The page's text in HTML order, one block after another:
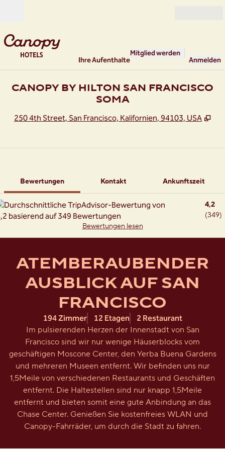
Ihre Aufenthalte
Mitglied werden
Anmelden
CANOPY BY HILTON SAN FRANCISCO
SOMA
250 4th Street, San Francisco, Kalifornien, 94103, USA ,
Bewertungen Kontakt
Ankunftszeit
4,2
(349)
Bewertungen lesen
ATEMBERAUBENDER
AUSBLICK AUF SAN
FRANCISCO
194 Zimmer 12 Etagen 2 Restaurant
Im pulsierenden Herzen der Innenstadt von San
Francisco sind wir nur wenige Häuserblocks vom
geschäftigen Moscone Center, den Yerba Buena Gardens
und mehreren Museen entfernt. Wir befinden uns nur
1,5Meile von verschiedenen Restaurants und Geschäften
entfernt. Die Haltestellen sind nur knapp 1,5Meile
entfernt und bieten somit eine gute Anbindung an das
Chase Center. Genießen Sie kostenfreies WLAN und
Canopy-Fahrräder, um durch die Stadt zu fahren.